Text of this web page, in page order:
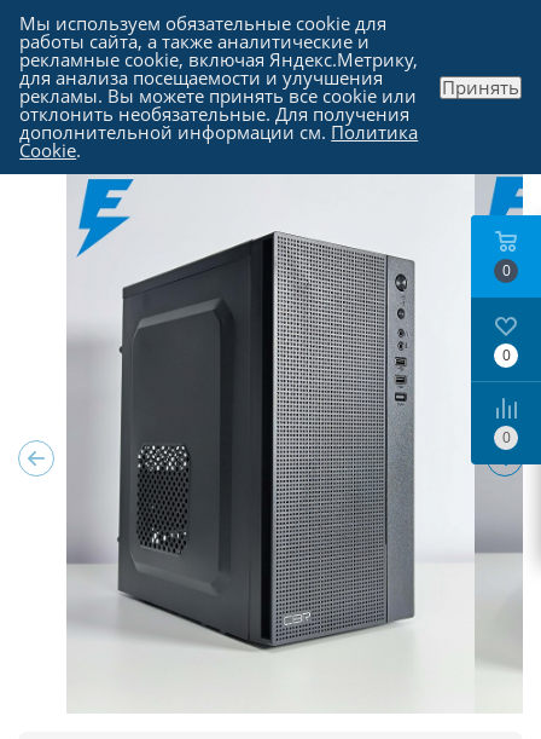
Каталог - Компьютеры в Москве
0
0
0
Мы используем обязательные cookie для
работы сайта, а также аналитические и
рекламные cookie, включая Яндекс.Метрику,
для анализа посещаемости и улучшения
рекламы. Вы можете принять все cookie или
отклонить необязательные. Для получения
дополнительной информации см. Политика
Cookie.
Принять